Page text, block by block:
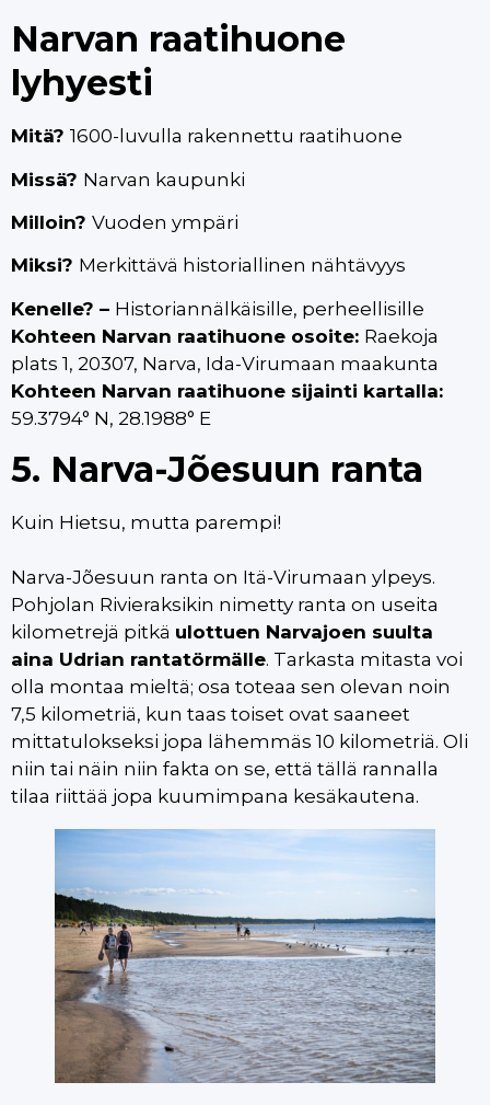
Narvan raatihuone
lyhyesti
Mitä? 1600-luvulla rakennettu raatihuone
Missä? Narvan kaupunki
Milloin? Vuoden ympäri
Miksi? Merkittävä historiallinen nähtävyys
Kenelle? – Historiannälkäisille, perheellisille
Kohteen Narvan raatihuone osoite: Raekoja
plats 1, 20307, Narva, Ida-Virumaan maakunta
Kohteen Narvan raatihuone sijainti kartalla:
59.3794° N, 28.1988° E
5. Narva-Jõesuun ranta
Kuin Hietsu, mutta parempi!
Narva-Jõesuun ranta on Itä-Virumaan ylpeys.
Pohjolan Rivieraksikin nimetty ranta on useita
kilometrejä pitkä ulottuen Narvajoen suulta
aina Udrian rantatörmälle. Tarkasta mitasta voi
olla montaa mieltä; osa toteaa sen olevan noin
7,5 kilometriä, kun taas toiset ovat saaneet
mittatulokseksi jopa lähemmäs 10 kilometriä. Oli
niin tai näin niin fakta on se, että tällä rannalla
tilaa riittää jopa kuumimpana kesäkautena.